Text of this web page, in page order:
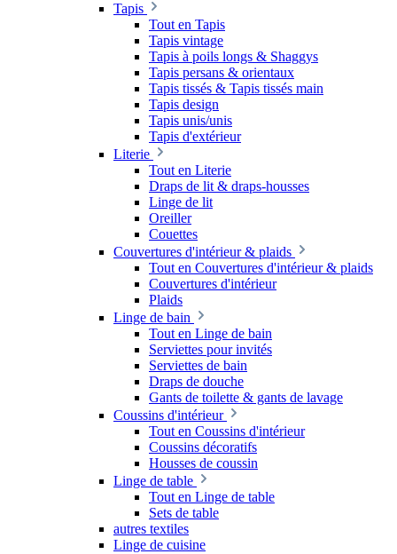
Tapis
Tout en Tapis
Tapis vintage
Tapis à poils longs & Shaggys
Tapis persans & orientaux
Tapis tissés & Tapis tissés main
Tapis design
Tapis unis/unis
Tapis d'extérieur
Literie
Tout en Literie
Draps de lit & draps-housses
Linge de lit
Oreiller
Couettes
Couvertures d'intérieur & plaids
Tout en Couvertures d'intérieur & plaids
Couvertures d'intérieur
Plaids
Linge de bain
Tout en Linge de bain
Serviettes pour invités
Serviettes de bain
Draps de douche
Gants de toilette & gants de lavage
Coussins d'intérieur
Tout en Coussins d'intérieur
Coussins décoratifs
Housses de coussin
Linge de table
Tout en Linge de table
Sets de table
autres textiles
Linge de cuisine